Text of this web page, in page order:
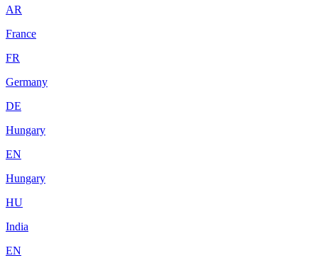
AR
France
FR
Germany
DE
Hungary
EN
Hungary
HU
India
EN